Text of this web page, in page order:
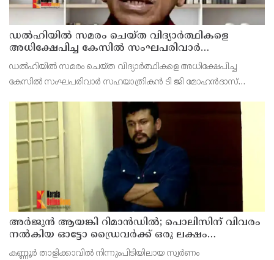
ഡൽഹിയിൽ സമരം ചെയ്ത വിദ്യാർത്ഥികളെ
അധിക്ഷേപിച്ച കേസില്‍ സംഘപരിവാർ
സഹയാത്രികൻ ടി ജി മോഹന്‍ദാസ് കസ്റ്റഡിയിൽ
ഡല്‍ഹിയില്‍ സമരം ചെയ്ത വിദ്യാര്‍ത്ഥികളെ അധിക്ഷേപിച്ച
കേസില്‍ സംഘപരിവാര്‍ സഹയാത്രികന്‍ ടി ജി മോഹന്‍ദാസ്
അര്‍ജുന്‍ ആയങ്കി റിമാന്‍ഡില്‍; പൊലിസിന് വിവരം
നൽകിയ ഓട്ടോ ഡ്രൈവർക്ക് ഒരു ലക്ഷം
പാരിതോഷികം നൽകുമെന്ന് മന്ത്രി
കണ്ണൂർ താളിക്കാവിൽ നിന്നുംപിടിയിലായ സ്വർണം